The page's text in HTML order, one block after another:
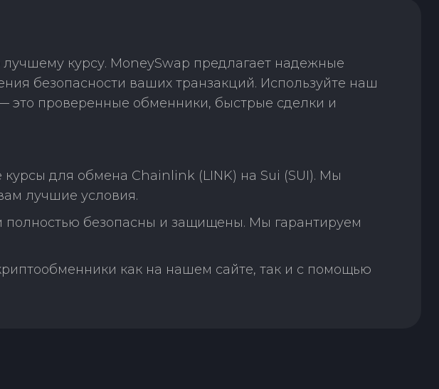
курсу. MoneySwap предлагает надежные
безопасности ваших транзакций. Используйте наш
проверенные обменники, быстрые сделки и
для обмена Chainlink (LINK) на Sui (SUI). Мы
лучшие условия.
безопасны и защищены. Мы гарантируем
как на нашем сайте, так и с помощью